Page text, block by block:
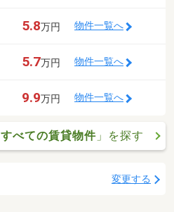
5.8万円 物件一覧へ
5.7万円 物件一覧へ
9.9万円 物件一覧へ
すべての賃貸物件 」を探す
変更する